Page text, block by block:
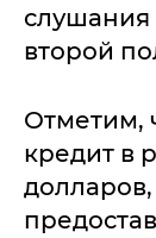
слушания
второй
Отметим,
кредит в